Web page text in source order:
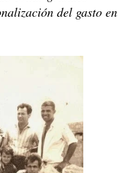
del gasto en